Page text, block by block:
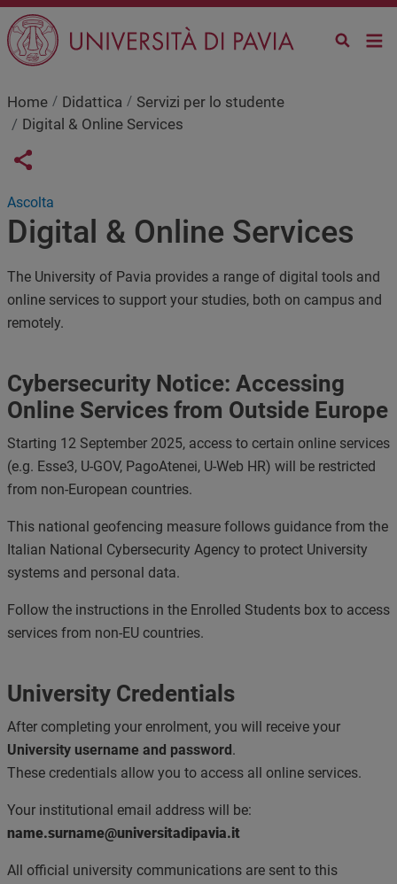
Salta al contenuto principale
Home Didattica
Servizi per lo studente
Digital & Online Services
Links condivisione social
Share button
Ascolta
Digital & Online Services
The University of Pavia provides a range of digital tools and
online services to support your studies, both on campus and
remotely.
Cybersecurity Notice: Accessing
Online Services from Outside Europe
Starting 12 September 2025, access to certain online services
(e.g. Esse3, U-GOV, PagoAtenei, U-Web HR) will be restricted
from non-European countries.
This national geofencing measure follows guidance from the
Italian National Cybersecurity Agency to protect University
systems and personal data.
Follow the instructions in the Enrolled Students box to access
services from non-EU countries.
University Credentials
After completing your enrolment, you will receive your
University username and password .
These credentials allow you to access all online services.
Your institutional email address will be:
name.surname@universitadipavia.it
All official university communications are sent to this